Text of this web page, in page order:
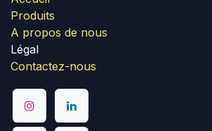
Produits
A propos de nous
Légal
Contactez-nous